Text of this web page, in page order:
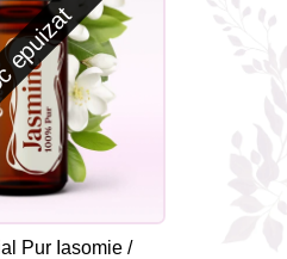
Pur Iasomie /